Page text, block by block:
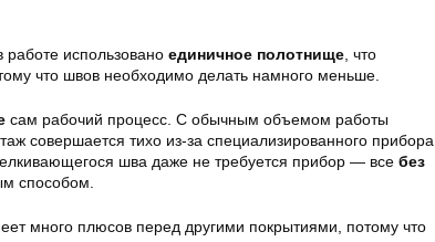
работе использовано единичное полотнище, что
что швов необходимо делать намного меньше.
сам рабочий процесс. С обычным объемом работы
совершается тихо из-за специализированного прибора
шва даже не требуется прибор — все без
способом.
много плюсов перед другими покрытиями, потому что